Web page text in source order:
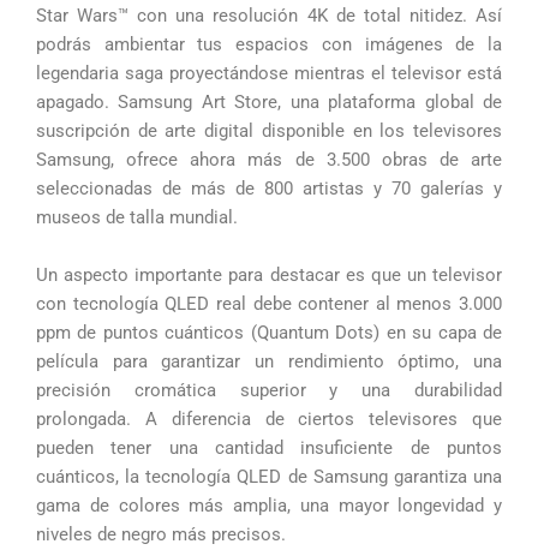
Star Wars™ con una resolución 4K de total nitidez. Así
podrás ambientar tus espacios con imágenes de la
legendaria saga proyectándose mientras el televisor está
apagado. Samsung Art Store, una plataforma global de
suscripción de arte digital disponible en los televisores
Samsung, ofrece ahora más de 3.500 obras de arte
seleccionadas de más de 800 artistas y 70 galerías y
museos de talla mundial.
Un aspecto importante para destacar es que un televisor
con tecnología QLED real debe contener al menos 3.000
ppm de puntos cuánticos (Quantum Dots) en su capa de
película para garantizar un rendimiento óptimo, una
precisión cromática superior y una durabilidad
prolongada. A diferencia de ciertos televisores que
pueden tener una cantidad insuficiente de puntos
cuánticos, la tecnología QLED de Samsung garantiza una
gama de colores más amplia, una mayor longevidad y
niveles de negro más precisos.